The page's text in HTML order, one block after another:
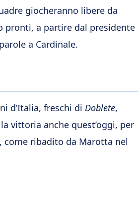
giocheranno libere da
pronti, a partire dal presidente
a Cardinale.
d’Italia, freschi di Doblete,
vittoria anche quest’oggi, per
come ribadito da Marotta nel